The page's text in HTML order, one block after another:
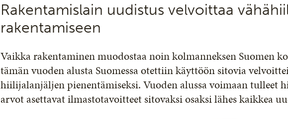
Rakentamislain uudistus velvoittaa
rakentamiseen
Vaikka rakentaminen muodostaa noin kolmanneksen Suomen
tämän vuoden alusta Suomessa otettiin käyttöön sitovia
hiilijalanjäljen pienentämiseksi. Vuoden alussa voimaan tulleet
arvot asettavat ilmastotavoitteet sitovaksi osaksi lähes kaikkea